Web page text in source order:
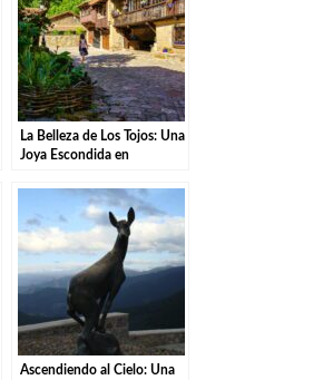
La Belleza de Los Tojos: Una
Joya Escondida en
Ascendiendo al Cielo: Una